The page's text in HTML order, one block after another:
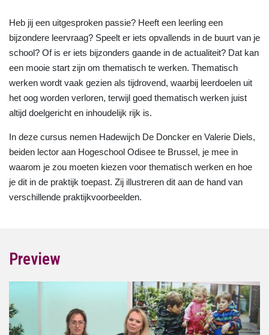
Heb jij een uitgesproken passie? Heeft een leerling een
bijzondere leervraag? Speelt er iets opvallends in de buurt van je
school? Of is er iets bijzonders gaande in de actualiteit? Dat kan
een mooie start zijn om thematisch te werken. Thematisch
werken wordt vaak gezien als tijdrovend, waarbij leerdoelen uit
het oog worden verloren, terwijl goed thematisch werken juist
altijd doelgericht en inhoudelijk rijk is.
In deze cursus nemen Hadewijch De Doncker en Valerie Diels,
beiden lector aan Hogeschool Odisee te Brussel, je mee in
waarom je zou moeten kiezen voor thematisch werken en hoe
je dit in de praktijk toepast. Zij illustreren dit aan de hand van
verschillende praktijkvoorbeelden.
Preview